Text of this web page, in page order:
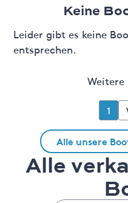
Keine
Leider gibt es keine
entsprechen.
Weitere
1
Alle unsere
Alle